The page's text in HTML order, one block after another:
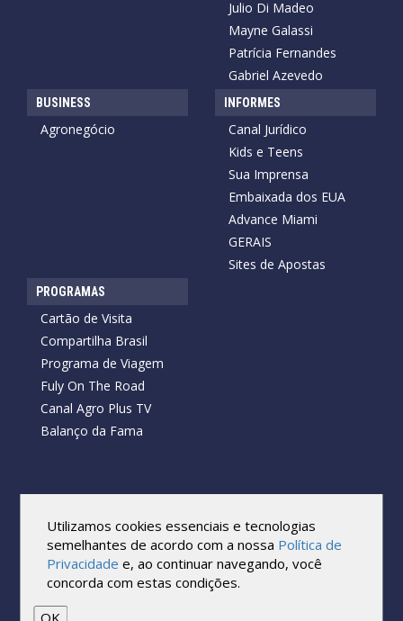
Julio Di Madeo
Mayne Galassi
Patrícia Fernandes
Gabriel Azevedo
BUSINESS
Agronegócio
INFORMES
Canal Jurídico
Kids e Teens
Sua Imprensa
Embaixada dos EUA
Advance Miami
GERAIS
Sites de Apostas
PROGRAMAS
Cartão de Visita
Compartilha Brasil
Programa de Viagem
Fuly On The Road
Canal Agro Plus TV
Balanço da Fama
Todos os direitos reservados.
Reprodução no todo ou em parte sob qualquer forma ou meio,
sem expressa autorização por escrito do Cartão de Visita, é
proibida.
As marcas e imagens utilizadas no projeto são os direitos autorais
Utilizamos cookies essenciais e tecnologias
semelhantes de acordo com a nossa Política de
Privacidade e, ao continuar navegando, você
concorda com estas condições.
OK